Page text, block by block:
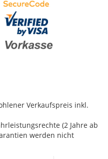
Verkaufspreis inkl.
(2 Jahre ab
werden nicht